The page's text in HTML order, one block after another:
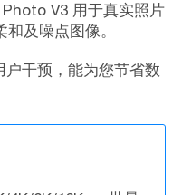
V3 用于真实照片
及噪点图像。
干预，能为您节省数